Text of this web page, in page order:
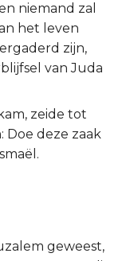
niemand zal
het leven
zijn,
van Juda
zeide tot
Doe deze zaak
geweest,